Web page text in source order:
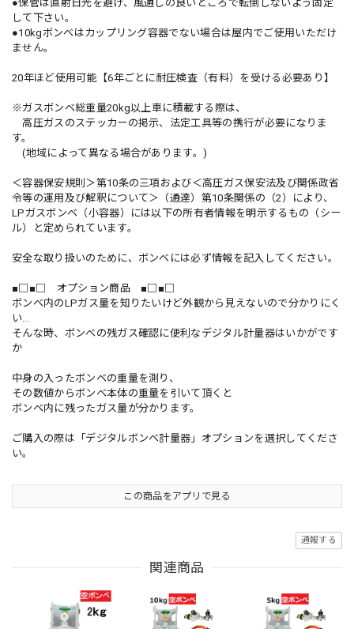
●保管は直射日光を避け、風通しの良いところで転倒しないよう固定
して下さい。
●10kgボンベはカップリング容器でない場合は屋内でご使用いただけ
ません。
20年ほど使用可能【6年ごとに耐圧検査（有料）を受ける必要あり】
※ガスボンベ総重量20kg以上車に積載する際は、
高圧ガスのステッカーの掲示、法定工具等の携行が必要になりま
す。
(地域によって異なる場合があります。)
＜容器保安規則＞第10条の三項および＜高圧ガス保安法及び関係政省
令等の運用及び解釈について＞（通達）第10条関係の（2）により、
LPガスボンベ（小容器）には以下の所有者情報を明示するもの（シー
ル）と定められています。
安全な取り扱いのために、ボンベには必ず情報を記入してください。
■□■□ オプション商品 ■□■□
ボンベ内のLPガス量を知りたいけど外観から見えないので分かりにく
い…
そんな時、ボンベの残ガス確認に便利なデジタル計量器はいかがです
か
中身の入ったボンベの重量を測り、
その数値からボンベ本体の重量を引いて頂くと
ボンベ内に残ったガス量が分かります。
ご購入の際は「デジタルボンベ計量器」オプションを選択してくださ
い。
この商品をアプリで見る
通報する
関連商品